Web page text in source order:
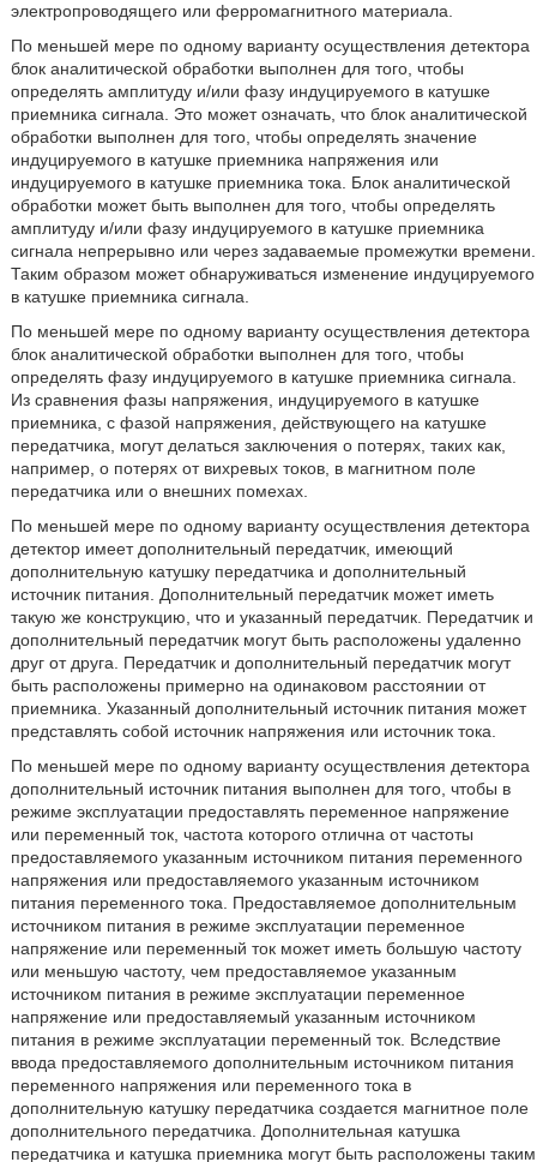
электропроводящего или ферромагнитного материала.
По меньшей мере по одному варианту осуществления детектора
блок аналитической обработки выполнен для того, чтобы
определять амплитуду и/или фазу индуцируемого в катушке
приемника сигнала. Это может означать, что блок аналитической
обработки выполнен для того, чтобы определять значение
индуцируемого в катушке приемника напряжения или
индуцируемого в катушке приемника тока. Блок аналитической
обработки может быть выполнен для того, чтобы определять
амплитуду и/или фазу индуцируемого в катушке приемника
сигнала непрерывно или через задаваемые промежутки времени.
Таким образом может обнаруживаться изменение индуцируемого
в катушке приемника сигнала.
По меньшей мере по одному варианту осуществления детектора
блок аналитической обработки выполнен для того, чтобы
определять фазу индуцируемого в катушке приемника сигнала.
Из сравнения фазы напряжения, индуцируемого в катушке
приемника, с фазой напряжения, действующего на катушке
передатчика, могут делаться заключения о потерях, таких как,
например, о потерях от вихревых токов, в магнитном поле
передатчика или о внешних помехах.
По меньшей мере по одному варианту осуществления детектора
детектор имеет дополнительный передатчик, имеющий
дополнительную катушку передатчика и дополнительный
источник питания. Дополнительный передатчик может иметь
такую же конструкцию, что и указанный передатчик. Передатчик и
дополнительный передатчик могут быть расположены удаленно
друг от друга. Передатчик и дополнительный передатчик могут
быть расположены примерно на одинаковом расстоянии от
приемника. Указанный дополнительный источник питания может
представлять собой источник напряжения или источник тока.
По меньшей мере по одному варианту осуществления детектора
дополнительный источник питания выполнен для того, чтобы в
режиме эксплуатации предоставлять переменное напряжение
или переменный ток, частота которого отлична от частоты
предоставляемого указанным источником питания переменного
напряжения или предоставляемого указанным источником
питания переменного тока. Предоставляемое дополнительным
источником питания в режиме эксплуатации переменное
напряжение или переменный ток может иметь большую частоту
или меньшую частоту, чем предоставляемое указанным
источником питания в режиме эксплуатации переменное
напряжение или предоставляемый указанным источником
питания в режиме эксплуатации переменный ток. Вследствие
ввода предоставляемого дополнительным источником питания
переменного напряжения или переменного тока в
дополнительную катушку передатчика создается магнитное поле
дополнительного передатчика. Дополнительная катушка
передатчика и катушка приемника могут быть расположены таким